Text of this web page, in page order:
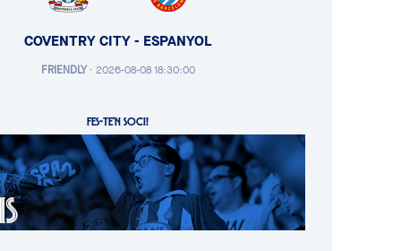
COVENTRY CITY - ESPANYOL
FRIENDLY· 2026-08-08 18:30:00
FES-TE'N SOCI!